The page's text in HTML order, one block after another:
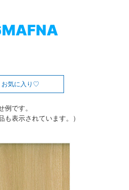
お気に入り
です。
も表示されています。）